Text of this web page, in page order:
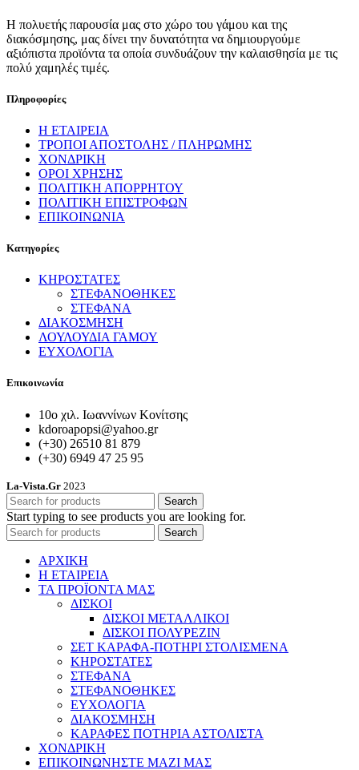
Η πολυετής παρουσία μας στο χώρο του γάμου και της
διακόσμησης, μας δίνει την δυνατότητα να δημιουργούμε
αξιόπιστα προϊόντα τα οποία συνδυάζουν την καλαισθησία με τις
πολύ χαμηλές τιμές.
Πληροφορίες
Η ΕΤΑΙΡΕΙΑ
ΤΡΟΠΟΙ ΑΠΟΣΤΟΛΗΣ / ΠΛΗΡΩΜΗΣ
ΧΟΝΔΡΙΚΗ
ΟΡΟΙ ΧΡΗΣΗΣ
ΠΟΛΙΤΙΚΗ ΑΠΟΡΡΗΤΟΥ
ΠΟΛΙΤΙΚΗ ΕΠΙΣΤΡΟΦΩΝ
ΕΠΙΚΟΙΝΩΝΙΑ
Κατηγορίες
ΚΗΡΟΣΤΑΤΕΣ
ΣΤΕΦΑΝΟΘΗΚΕΣ
ΣΤΕΦΑΝΑ
ΔΙΑΚΟΣΜΗΣΗ
ΛΟΥΛΟΥΔΙΑ ΓΑΜΟΥ
ΕΥΧΟΛΟΓΙΑ
Επικοινωνία
10ο χιλ. Ιωαννίνων Κονίτσης
kdoroapopsi@yahoo.gr
(+30) 26510 81 879
(+30) 6949 47 25 95
La-Vista.Gr 2023
Search
Start typing to see products you are looking for.
Search
ΑΡΧΙΚΗ
Η ΕΤΑΙΡΕΙΑ
ΤΑ ΠΡΟΪΟΝΤΑ ΜΑΣ
ΔΙΣΚΟΙ
ΔΙΣΚΟΙ ΜΕΤΑΛΛΙΚΟΙ
ΔΙΣΚΟΙ ΠΟΛΥΡΕΖΙΝ
ΣΕΤ ΚΑΡΑΦΑ-ΠΟΤΗΡΙ ΣΤΟΛΙΣΜΕΝΑ
ΚΗΡΟΣΤΑΤΕΣ
ΣΤΕΦΑΝΑ
ΣΤΕΦΑΝΟΘΗΚΕΣ
ΕΥΧΟΛΟΓΙΑ
ΔΙΑΚΟΣΜΗΣΗ
ΚΑΡΑΦΕΣ ΠΟΤΗΡΙΑ ΑΣΤΟΛΙΣΤΑ
ΧΟΝΔΡΙΚΗ
ΕΠΙΚΟΙΝΩΝΗΣΤΕ ΜΑΖΙ ΜΑΣ